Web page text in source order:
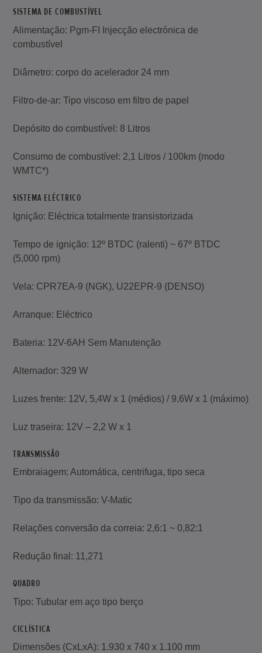
SISTEMA DE COMBUSTÍVEL
Alimentação: Pgm-FI Injecção electrónica de
combustível
Diâmetro: corpo do acelerador 24 mm
Filtro-de-ar: Tipo viscoso em filtro de papel
Depósito do combustível: 8 Litros
Consumo de combustível: 2,1 Litros / 100km (modo
WMTC*)
SISTEMA ELÉCTRICO
Ignição: Eléctrica totalmente transistorizada
Tempo de ignição: 12º BTDC (ralenti) ~ 67º BTDC
(5,000 rpm)
Vela: CPR7EA-9 (NGK), U22EPR-9 (DENSO)
Arranque: Eléctrico
Bateria: 12V-6AH Sem Manutenção
Alternador: 329 W
Luzes frente: 12V, 5,4W x 1 (médios) / 9,6W x 1 (máximo)
Luz traseira: 12V – 2,2 W x 1
TRANSMISSÃO
Embraiagem: Automática, centrifuga, tipo seca
Tipo da transmissão: V-Matic
Relações conversão da correia: 2,6:1 ~ 0,82:1
Redução final: 11,271
QUADRO
Tipo: Tubular em aço tipo berço
CICLÍSTICA
Dimensões (CxLxA): 1.930 x 740 x 1.100 mm